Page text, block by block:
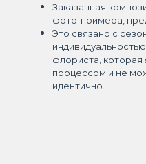
Заказанная
фото-примера,
Это связано с
флориста, которая
процессом и не
идентично.